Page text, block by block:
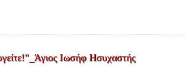
Ιωσήφ Ησυχαστής